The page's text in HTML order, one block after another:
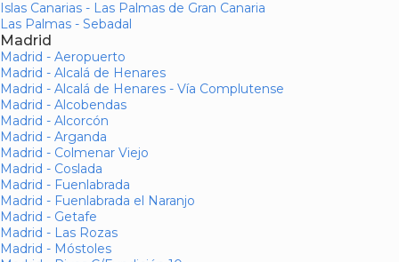
Islas Canarias - Las Palmas de Gran Canaria
Las Palmas - Sebadal
Madrid
Madrid - Aeropuerto
Madrid - Alcalá de Henares
Madrid - Alcalá de Henares - Vía Complutense
Madrid - Alcobendas
Madrid - Alcorcón
Madrid - Arganda
Madrid - Colmenar Viejo
Madrid - Coslada
Madrid - Fuenlabrada
Madrid - Fuenlabrada el Naranjo
Madrid - Getafe
Madrid - Las Rozas
Madrid - Móstoles